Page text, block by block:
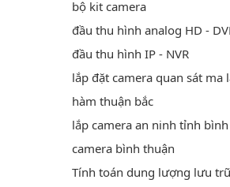
bộ kit camera
đầu thu hình analog HD -
đầu thu hình IP - NVR
lắp đặt camera quan sát ma
hàm thuận bắc
lắp camera an ninh tỉnh
camera bình thuận
Tính toán dung lượng lưu